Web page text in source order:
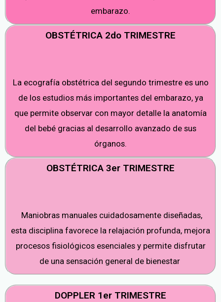
embarazo.
OBSTÉTRICA 2do TRIMESTRE
La ecografía obstétrica del segundo trimestre es uno
de los estudios más importantes del embarazo, ya
que permite observar con mayor detalle la anatomía
del bebé gracias al desarrollo avanzado de sus
órganos.
OBSTÉTRICA 3er TRIMESTRE
Maniobras manuales cuidadosamente diseñadas,
esta disciplina favorece la relajación profunda, mejora
procesos fisiológicos esenciales y permite disfrutar
de una sensación general de bienestar
DOPPLER 1er TRIMESTRE